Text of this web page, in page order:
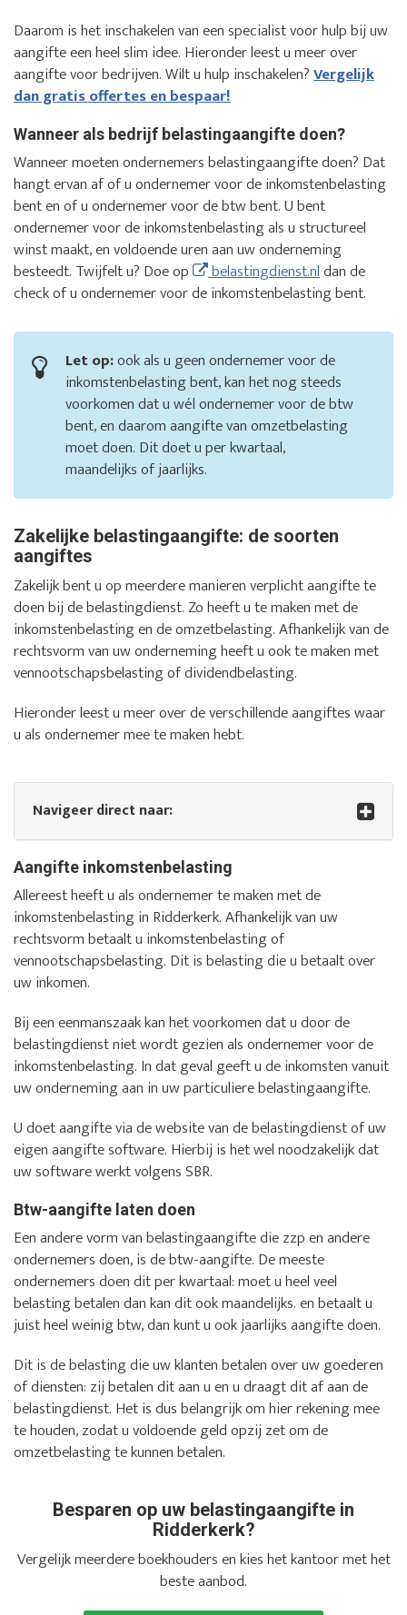
Daarom is het inschakelen van een specialist voor hulp bij uw
aangifte een heel slim idee. Hieronder leest u meer over
aangifte voor bedrijven. Wilt u hulp inschakelen?Vergelijk
dan gratis offertes en bespaar!
Wanneer als bedrijf belastingaangifte doen?
Wanneer moeten ondernemers belastingaangifte doen? Dat
hangt ervan af of u ondernemer voor de inkomstenbelasting
bent en of u ondernemer voor de btw bent. U bent
ondernemer voor de inkomstenbelasting als u structureel
winst maakt, en voldoende uren aan uw onderneming
besteedt. Twijfelt u? Doe op
belastingdienst.nldan de
check of u ondernemer voor de inkomstenbelasting bent.
Let op:ook als u geen ondernemer voor de
inkomstenbelasting bent, kan het nog steeds
voorkomen dat u wél ondernemer voor de btw
bent, en daarom aangifte van omzetbelasting
moet doen. Dit doet u per kwartaal,
maandelijks of jaarlijks.
Zakelijke belastingaangifte: de soorten
aangiftes
Zakelijk bent u op meerdere manieren verplicht aangifte te
doen bij de belastingdienst. Zo heeft u te maken met de
inkomstenbelasting en de omzetbelasting. Afhankelijk van de
rechtsvorm van uw onderneming heeft u ook te maken met
vennootschapsbelasting of dividendbelasting.
Hieronder leest u meer over de verschillende aangiftes waar
u als ondernemer mee te maken hebt.
Navigeer direct naar:
Aangifte inkomstenbelasting
Allereest heeft u als ondernemer te maken met de
inkomstenbelasting in Ridderkerk. Afhankelijk van uw
rechtsvorm betaalt u inkomstenbelasting of
vennootschapsbelasting. Dit is belasting die u betaalt over
uw inkomen.
Bij een eenmanszaak kan het voorkomen dat u door de
belastingdienst niet wordt gezien als ondernemer voor de
inkomstenbelasting. In dat geval geeft u de inkomsten vanuit
uw onderneming aan in uw particuliere belastingaangifte.
U doet aangifte via de website van de belastingdienst of uw
eigen aangifte software. Hierbij is het wel noodzakelijk dat
uw software werkt volgens SBR.
Btw-aangifte laten doen
Een andere vorm van belastingaangifte die zzp en andere
ondernemers doen, is de btw-aangifte. De meeste
ondernemers doen dit per kwartaal: moet u heel veel
belasting betalen dan kan dit ook maandelijks. en betaalt u
juist heel weinig btw, dan kunt u ook jaarlijks aangifte doen.
Dit is de belasting die uw klanten betalen over uw goederen
of diensten: zij betalen dit aan u en u draagt dit af aan de
belastingdienst. Het is dus belangrijk om hier rekening mee
te houden, zodat u voldoende geld opzij zet om de
omzetbelasting te kunnen betalen.
Besparen op uw belastingaangifte in
Ridderkerk?
Vergelijk meerdere boekhouders en kies het kantoor met het
beste aanbod.